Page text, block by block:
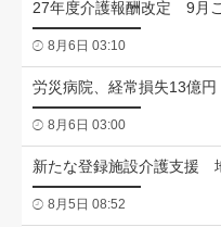
27年度介護報酬改定 9月
8月6日 03:10
労災病院、経常損失13億円
8月6日 03:00
新たな登録施設介護支援
8月5日 08:52